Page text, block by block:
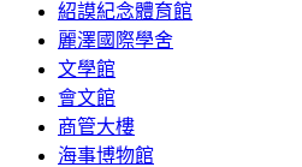
紹謨紀念體育館
麗澤國際學舍
文學館
會文館
商管大樓
海事博物館